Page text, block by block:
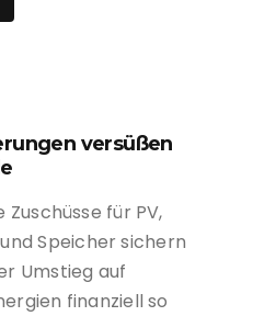
versüßen
für PV,
Speicher sichern
Umstieg auf
finanziell so